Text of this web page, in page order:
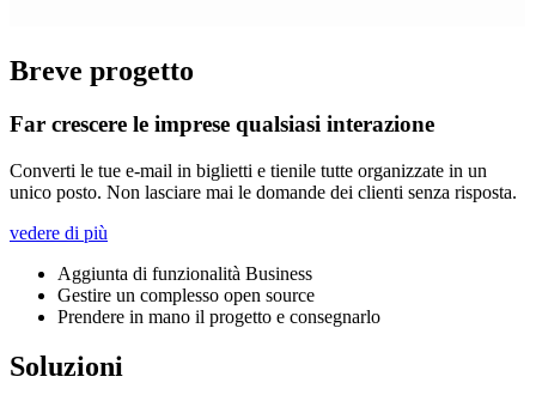
Breve progetto
Far crescere le imprese qualsiasi interazione
Converti le tue e-mail in biglietti e tienile tutte organizzate in un
unico posto. Non lasciare mai le domande dei clienti senza risposta.
vedere di più
Aggiunta di funzionalità Business
Gestire un complesso open source
Prendere in mano il progetto e consegnarlo
Soluzioni